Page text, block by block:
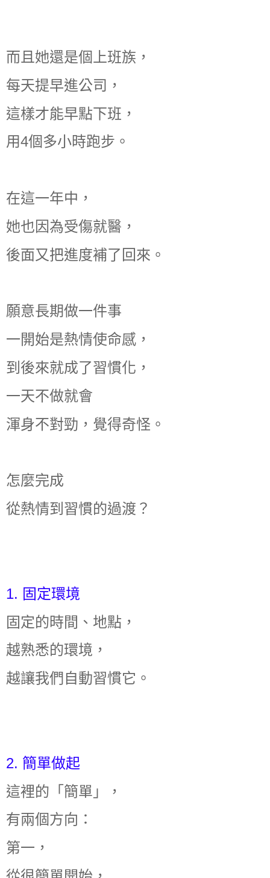
而且她還是個上班族，
每天提早進公司，
這樣才能早點下班，
用4個多小時跑步。
在這一年中，
她也因為受傷就醫，
後面又把進度補了回來。
願意長期做一件事
一開始是熱情使命感，
到後來就成了習慣化，
一天不做就會
渾身不對勁，覺得奇怪。
怎麼完成
從熱情到習慣的過渡？
1. 固定環境
固定的時間、地點，
越熟悉的環境，
越讓我們自動習慣它。
2. 簡單做起
這裡的「簡單」，
有兩個方向：
第一，